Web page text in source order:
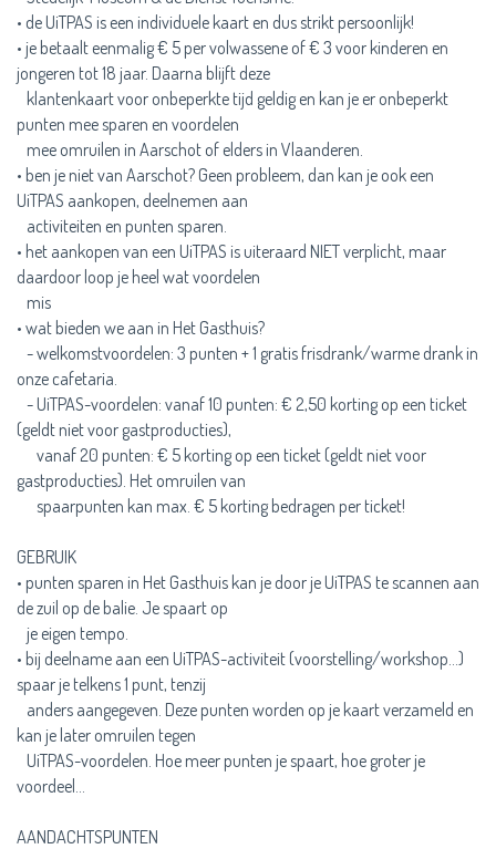
• de UiTPAS is een individuele kaart en dus strikt persoonlijk!
• je betaalt eenmalig € 5 per volwassene of € 3 voor kinderen en
jongeren tot 18 jaar. Daarna blijft deze
klantenkaart voor onbeperkte tijd geldig en kan je er onbeperkt
punten mee sparen en voordelen
mee omruilen in Aarschot of elders in Vlaanderen.
• ben je niet van Aarschot? Geen probleem, dan kan je ook een
UiTPAS aankopen, deelnemen aan
activiteiten en punten sparen.
• het aankopen van een UiTPAS is uiteraard NIET verplicht, maar
daardoor loop je heel wat voordelen
mis
• wat bieden we aan in Het Gasthuis?
- welkomstvoordelen: 3 punten + 1 gratis frisdrank/warme drank in
onze cafetaria.
- UiTPAS-voordelen: vanaf 10 punten: € 2,50 korting op een ticket
(geldt niet voor gastproducties),
vanaf 20 punten: € 5 korting op een ticket (geldt niet voor
gastproducties). Het omruilen van
spaarpunten kan max. € 5 korting bedragen per ticket!
GEBRUIK
• punten sparen in Het Gasthuis kan je door je UiTPAS te scannen aan
de zuil op de balie. Je spaart op
je eigen tempo.
• bij deelname aan een UiTPAS-activiteit (voorstelling/workshop...)
spaar je telkens 1 punt, tenzij
anders aangegeven. Deze punten worden op je kaart verzameld en
kan je later omruilen tegen
UiTPAS-voordelen. Hoe meer punten je spaart, hoe groter je
voordeel…
AANDACHTSPUNTEN